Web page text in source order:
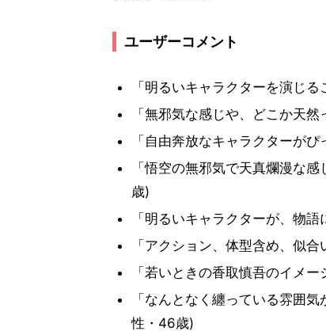
ユーザーコメント
「明るいキャラクターを演じ
「無邪気な感じや、どこか天
「自由奔放なキャラクターが
「悟空の無邪気で天真爛漫な
歳)
「明るいキャラクターが、物
「アクション、体型含め、似
「若いときの香取慎吾のイメ
「なんとなく纏っている雰囲
性・46歳)